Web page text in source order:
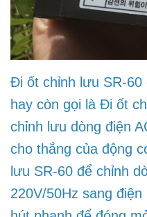
Đi ốt chỉnh lưu SR-60
hay còn gọi là Đi ốt
chỉnh lưu dòng điện
cho thắng của động
lưu SR-60 để chỉnh
220V/50Hz sang